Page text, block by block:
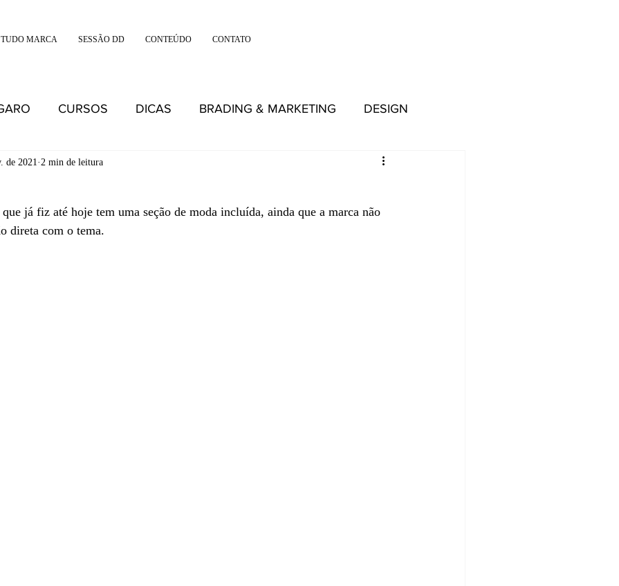
TUDO MARCA SESSÃO DD CONTEÚDO CONTATO
CURSOS DICAS BRADING & MARKETING DESIGN
de 2021 2 min de leitura
já fiz até hoje tem uma seção de moda incluída, ainda que a marca não
direta com o tema.